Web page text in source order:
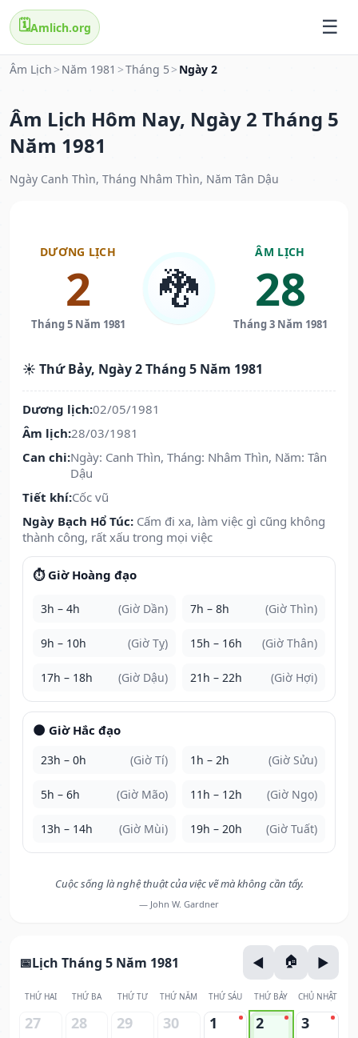
🗓️Amlich.org
Âm Lịch > Năm 1981 >Tháng 5 > Ngày 2
Âm Lịch Hôm Nay, Ngày 2 Tháng 5
Năm 1981
Ngày Canh Thìn, Tháng Nhâm Thìn, Năm Tân Dậu
DƯƠNG LỊCH
2
Tháng 5 Năm 1981
🐉
ÂM LỊCH
28
Tháng 3 Năm 1981
☀️ Thứ Bảy, Ngày 2 Tháng 5 Năm 1981
Dương lịch:02/05/1981
Âm lịch:28/03/1981
Can chi:Ngày: Canh Thìn, Tháng: Nhâm Thìn, Năm: Tân
Dậu
Tiết khí:Cốc vũ
Ngày Bạch Hổ Túc: Cấm đi xa, làm việc gì cũng không
thành công, rất xấu trong mọi việc
⏱️ Giờ Hoàng đạo
3h – 4h (Giờ Dần) 7h – 8h (Giờ Thìn)
9h – 10h (Giờ Tỵ) 15h – 16h (Giờ Thân)
17h – 18h (Giờ Dậu) 21h – 22h (Giờ Hợi)
🌑 Giờ Hắc đạo
23h – 0h (Giờ Tí) 1h – 2h (Giờ Sửu)
5h – 6h (Giờ Mão) 11h – 12h (Giờ Ngọ)
13h – 14h (Giờ Mùi) 19h – 20h (Giờ Tuất)
Cuộc sống là nghệ thuật của việc vẽ mà không cần tẩy.
— John W. Gardner
Lịch Tháng 5 Năm 1981
THỨ HAI THỨ BA THỨ TƯ THỨ NĂM THỨ SÁU THỨ BẢY CHỦ NHẬT
27 28 29 30 1 2 3